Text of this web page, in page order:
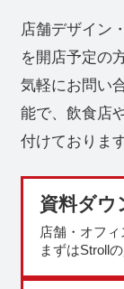
店舗デザイン
を開店予定の
気軽にお問い
能で、飲食店
付けております
資料ダウ
店舗・オフ
まずはStroll